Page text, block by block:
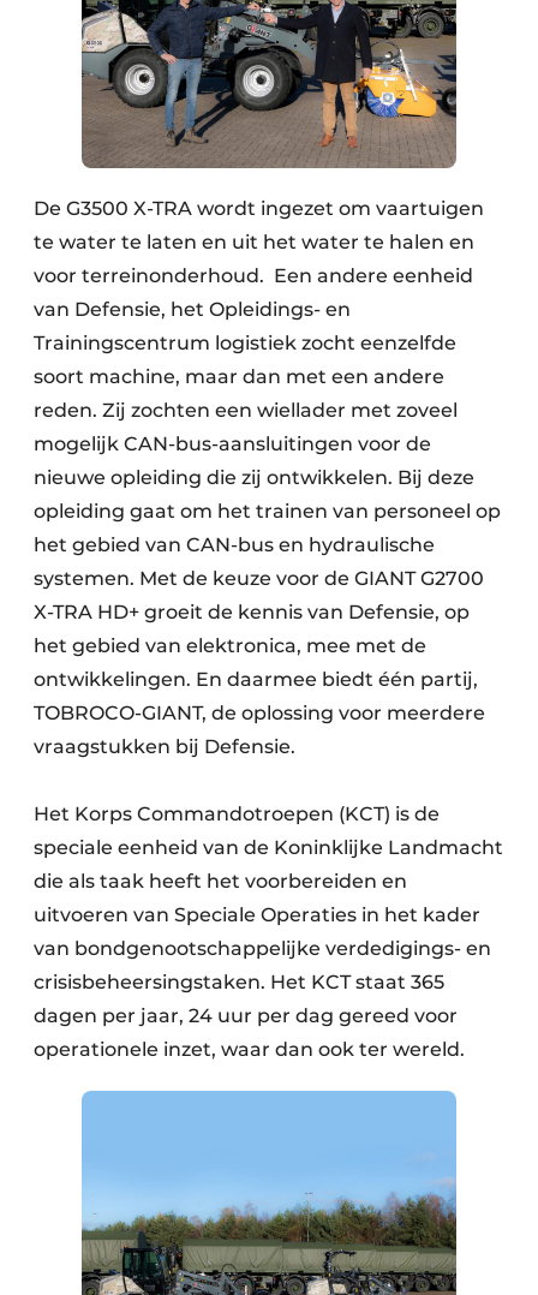
Bouwtransport
Machines & Materieel
De G3500 X-TRA wordt ingezet om vaartuigen
te water te laten en uit het water te halen en
voor terreinonderhoud. Een andere eenheid
van Defensie, het Opleidings- en
Trainingscentrum logistiek zocht eenzelfde
soort machine, maar dan met een andere
reden. Zij zochten een wiellader met zoveel
mogelijk CAN-bus-aansluitingen voor de
nieuwe opleiding die zij ontwikkelen. Bij deze
opleiding gaat om het trainen van personeel op
het gebied van CAN-bus en hydraulische
systemen. Met de keuze voor de GIANT G2700
X-TRA HD+ groeit de kennis van Defensie, op
het gebied van elektronica, mee met de
ontwikkelingen. En daarmee biedt één partij,
TOBROCO-GIANT, de oplossing voor meerdere
vraagstukken bij Defensie.
Het Korps Commandotroepen (KCT) is de
speciale eenheid van de Koninklijke Landmacht
die als taak heeft het voorbereiden en
uitvoeren van Speciale Operaties in het kader
van bondgenootschappelijke verdedigings- en
crisisbeheersingstaken. Het KCT staat 365
dagen per jaar, 24 uur per dag gereed voor
operationele inzet, waar dan ook ter wereld.